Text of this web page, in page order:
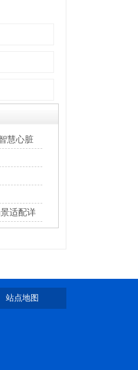
慧心脏
适配详
站点地图